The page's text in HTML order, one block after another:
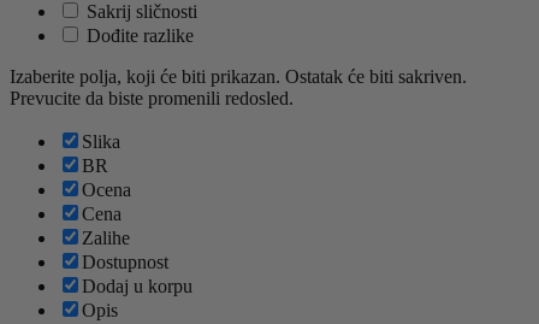
Sakrij sličnosti
Dođite razlike
Izaberite polja, koji će biti prikazan. Ostatak će biti sakriven.
Prevucite da biste promenili redosled.
Slika
BR
Ocena
Cena
Zalihe
Dostupnost
Dodaj u korpu
Opis